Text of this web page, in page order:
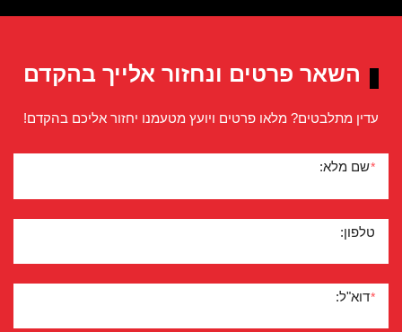
השאר פרטים ונחזור אלייך בהקדם
עדין מתלבטים? מלאו פרטים ויועץ מטעמנו יחזור אליכם בהקדם!
*שם מלא:
טלפון:
*דוא"ל: